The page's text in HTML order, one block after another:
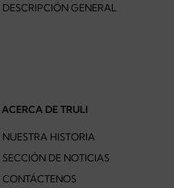
DESCRIPCIÓN GENERAL
ACERCA DE TRULI
NUESTRA HISTORIA
SECCIÓN DE NOTICIAS
CONTÁCTENOS